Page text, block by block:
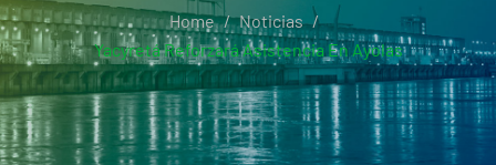
Home
Noticias
Yacyretá Reforzará Asistencia En Ayolas